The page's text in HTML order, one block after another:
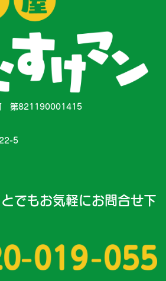
第821190001415
5
でもお気軽にお問合せ下